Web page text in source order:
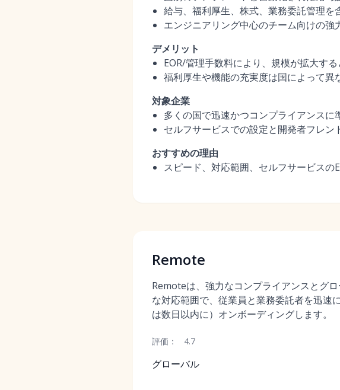
給与、福利厚生、株式、業務委託管理を
エンジニアリング中心のチーム向けの強
デメリット
EOR/管理手数料により、規模が拡大す
福利厚生や機能の充実度は国によって異
対象企業
多くの国で迅速かつコンプライアンスに
セルフサービスでの設定と開発者フレ
おすすめの理由
スピード、対応範囲、セルフサービス
Remote
Remoteは、強力なコンプライアンスとグ
な対応範囲で、従業員と業務委託者を迅速
は数日以内に）オンボーディングします。
評価： 4.7
グローバル